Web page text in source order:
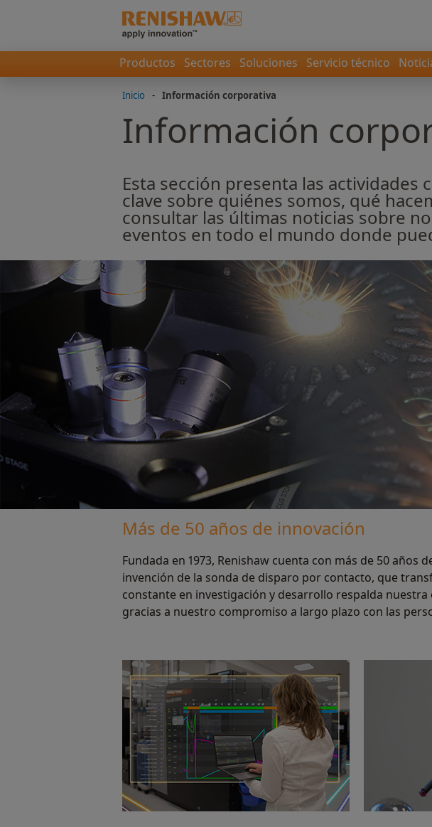
Productos Sectores Soluciones Servicio técnico
Inicio - Información corporativa
Información
Esta sección presenta las
clave sobre quiénes somos, qué
consultar las últimas noticias sobre
eventos en todo el mundo donde
Más de 50 años de innovación
Fundada en 1973, Renishaw cuenta con más de 50
invención de la sonda de disparo por contacto, que
constante en investigación y desarrollo respalda
gracias a nuestro compromiso a largo plazo con las